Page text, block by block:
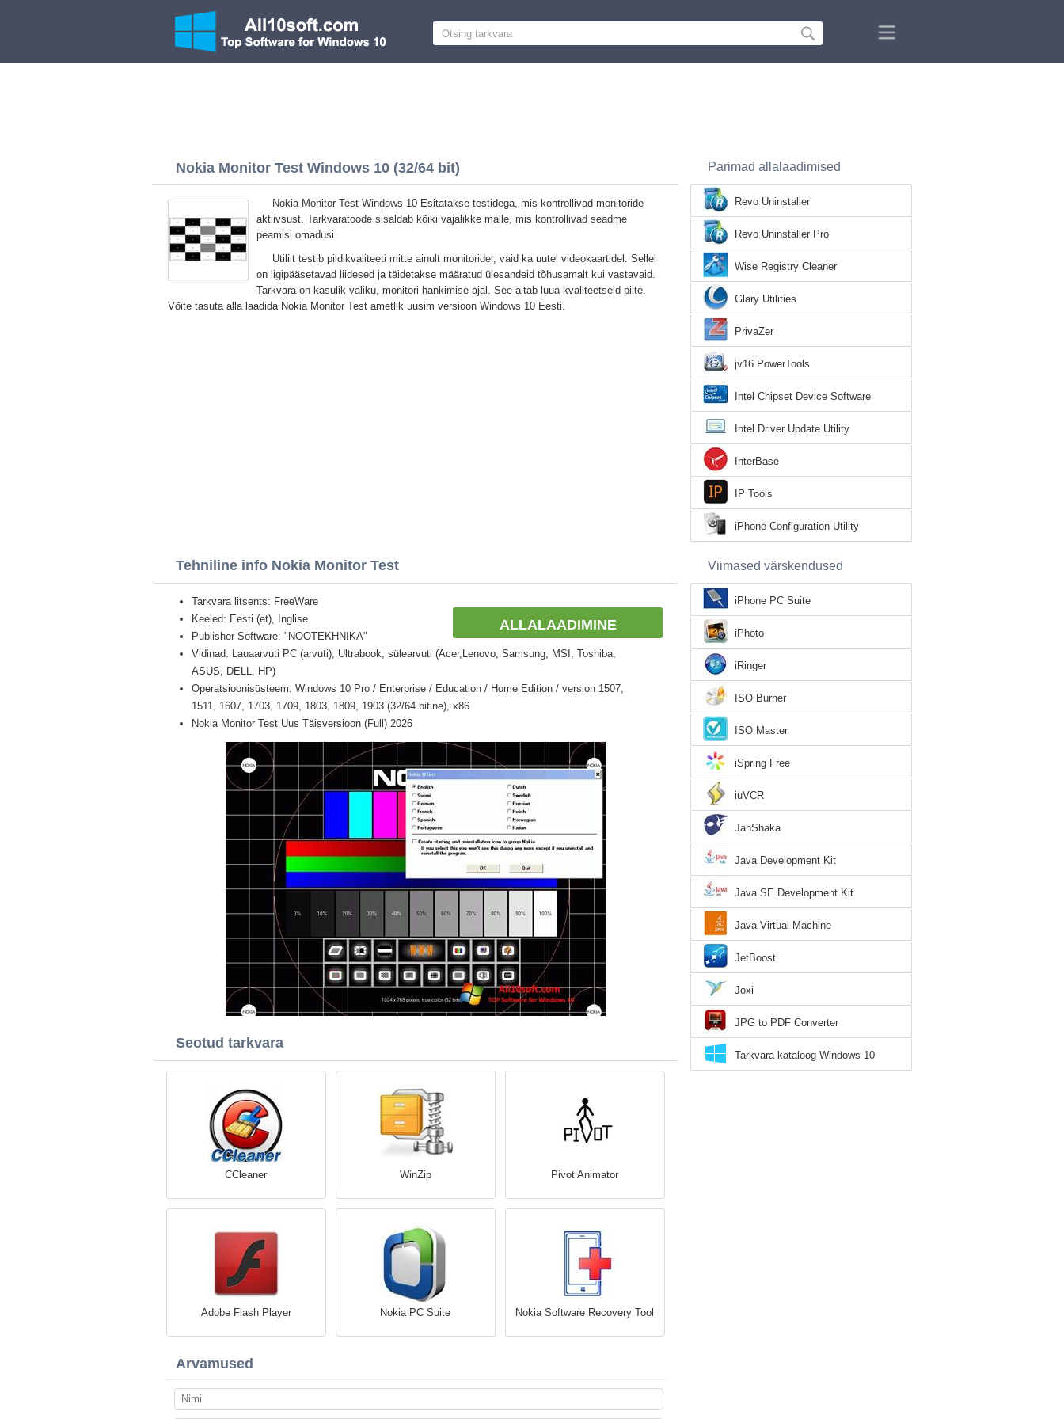
Nokia Monitor Test Windows 10 (32/64 bit)
Nokia Monitor Test Windows 10 Esitatakse testidega, mis kontrollivad monitoride
aktiivsust. Tarkvaratoode sisaldab kõiki vajalikke malle, mis kontrollivad seadme
peamisi omadusi.
Utiliit testib pildikvaliteeti mitte ainult monitoridel, vaid ka uutel videokaartidel. Sellel
on ligipääsetavad liidesed ja täidetakse määratud ülesandeid tõhusamalt kui vastavaid.
Tarkvara on kasulik valiku, monitori hankimise ajal. See aitab luua kvaliteetseid pilte.
Võite tasuta alla laadida Nokia Monitor Test ametlik uusim versioon Windows 10 Eesti.
Tehniline info Nokia Monitor Test
ALLALAADIMINE
Tarkvara litsents: FreeWare
Keeled: Eesti (et), Inglise
Publisher Software: "NOOTEKHNIKA"
Vidinad: Lauaarvuti PC (arvuti), Ultrabook, sülearvuti (Acer,Lenovo, Samsung, MSI, Toshiba,
ASUS, DELL, HP)
Operatsioonisüsteem: Windows 10 Pro / Enterprise / Education / Home Edition / version 1507,
1511, 1607, 1703, 1709, 1803, 1809, 1903 (32/64 bitine), x86
Nokia Monitor Test Uus Täisversioon (Full) 2026
Seotud tarkvara
CCleaner WinZip Pivot Animator
Adobe Flash Player Nokia PC Suite Nokia Software Recovery Tool
Arvamused
Parimad allalaadimised
Revo Uninstaller
Revo Uninstaller Pro
Wise Registry Cleaner
Glary Utilities
PrivaZer
jv16 PowerTools
Intel Chipset Device Software
Intel Driver Update Utility
InterBase
IP Tools
iPhone Configuration Utility
Viimased värskendused
iPhone PC Suite
iPhoto
iRinger
ISO Burner
ISO Master
iSpring Free
iuVCR
JahShaka
Java Development Kit
Java SE Development Kit
Java Virtual Machine
JetBoost
Joxi
JPG to PDF Converter
Tarkvara kataloog Windows 10